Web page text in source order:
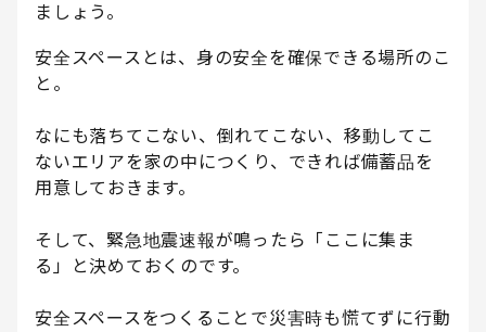
ましょう。
安全スペースとは、身の安全を確保できる場所のこ
と。
なにも落ちてこない、倒れてこない、移動してこ
ないエリアを家の中につくり、できれば備蓄品を
用意しておきます。
そして、緊急地震速報が鳴ったら「ここに集ま
る」と決めておくのです。
安全スペースをつくることで災害時も慌てずに行動